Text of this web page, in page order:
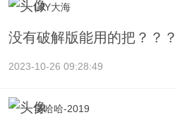
LJY大海
没有破解版能用的把？？？
2023-10-26 09:28:49
笑哈哈-2019